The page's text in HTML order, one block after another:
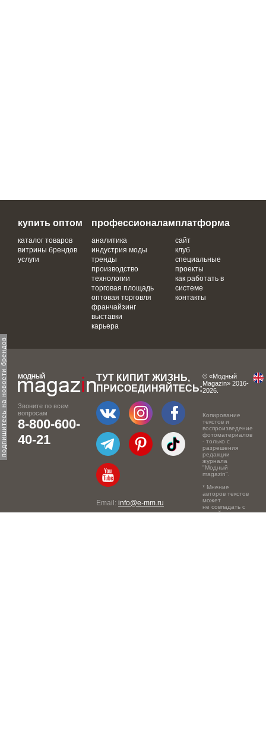
подпишитесь на новости брендов
купить оптом
каталог товаров
витрины брендов
услуги
профессионалам
аналитика
индустрия моды
тренды
производство
технологии
торговая площадь
оптовая торговля
франчайзинг
выставки
карьера
платформа
сайт
клуб
специальные
проекты
как работать в
системе
контакты
Звоните по всем
вопросам
8-800-600-
40-21
ТУТ КИПИТ ЖИЗНЬ,
ПРИСОЕДИНЯЙТЕСЬ:
Email: info@e-mm.ru
© «Модный
Magazin» 2016-
2026.
Копирование
текстов и
воспроизведение
фотоматериалов
- только с
разрешения
редакции
журнала
"Модный
magazin".
* Мнение
авторов текстов
может
не совпадать с
точкой зрения